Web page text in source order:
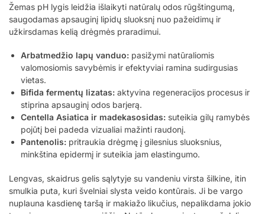
Žemas pH lygis leidžia išlaikyti natūralų odos rūgštingumą,
saugodamas apsauginį lipidų sluoksnį nuo pažeidimų ir
užkirsdamas kelią drėgmės praradimui.
Arbatmedžio lapų vanduo: pasižymi natūraliomis
valomosiomis savybėmis ir efektyviai ramina sudirgusias
vietas.
Bifida fermentų lizatas: aktyvina regeneracijos procesus ir
stiprina apsauginį odos barjerą.
Centella Asiatica ir madekasosidas: suteikia gilų ramybės
pojūtį bei padeda vizualiai mažinti raudonį.
Pantenolis: pritraukia drėgmę į gilesnius sluoksnius,
minkština epidermį ir suteikia jam elastingumo.
Lengvas, skaidrus gelis sąlytyje su vandeniu virsta šilkine, itin
smulkia puta, kuri švelniai slysta veido kontūrais. Ji be vargo
nuplauna kasdienę taršą ir makiažo likučius, nepalikdama jokio